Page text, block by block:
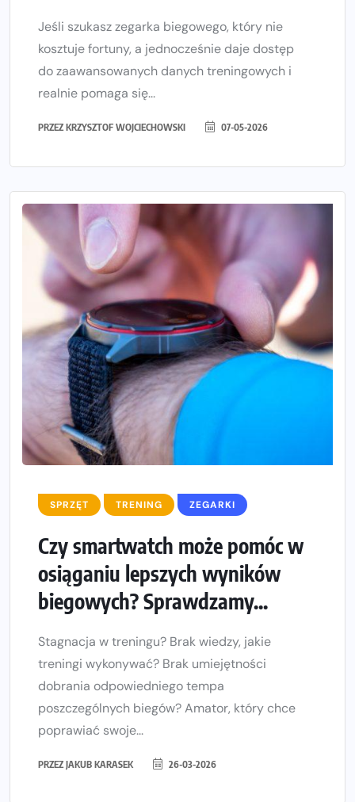
Jeśli szukasz zegarka biegowego, który nie
kosztuje fortuny, a jednocześnie daje dostęp
do zaawansowanych danych treningowych i
realnie pomaga się...
PRZEZ KRZYSZTOF WOJCIECHOWSKI 07-05-2026
SPRZĘT TRENING ZEGARKI
Czy smartwatch może pomóc w
osiąganiu lepszych wyników
biegowych? Sprawdzamy...
Stagnacja w treningu? Brak wiedzy, jakie
treningi wykonywać? Brak umiejętności
dobrania odpowiedniego tempa
poszczególnych biegów? Amator, który chce
poprawiać swoje...
PRZEZ JAKUB KARASEK 26-03-2026